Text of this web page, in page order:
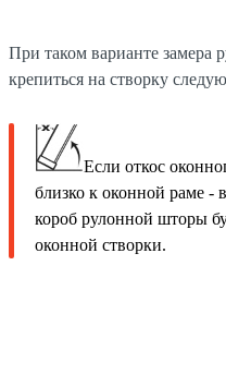
При таком варианте замера
крепиться на створку
Если откос
близко к оконной раме -
короб рулонной шторы
оконной створки.